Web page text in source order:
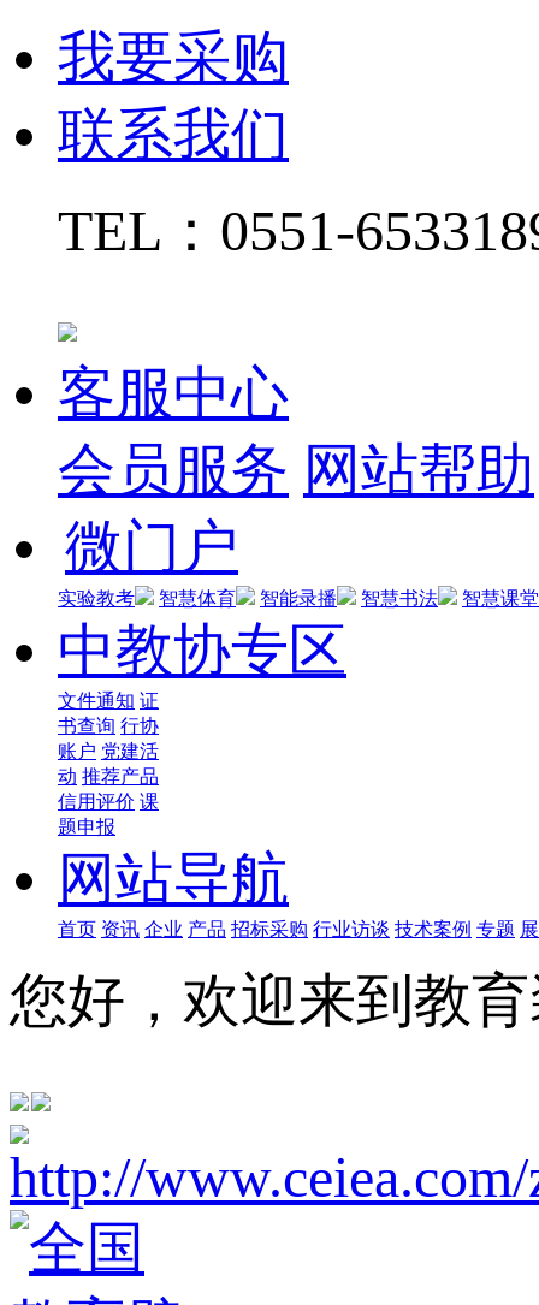
我要采购
联系我们
TEL： 0551-
客服中心
会员服务 网站帮助
微门户
实验教考 智慧体育 智能录播 智慧书法 智慧课堂
中教协专区
文件通知 证
书查询 行协
账户 党建活
动 推荐产品
信用评价 课
题申报
网站导航
首页 资讯 企业 产品 招标采购 行业访谈 技术案例 专题
您好，欢迎来到教